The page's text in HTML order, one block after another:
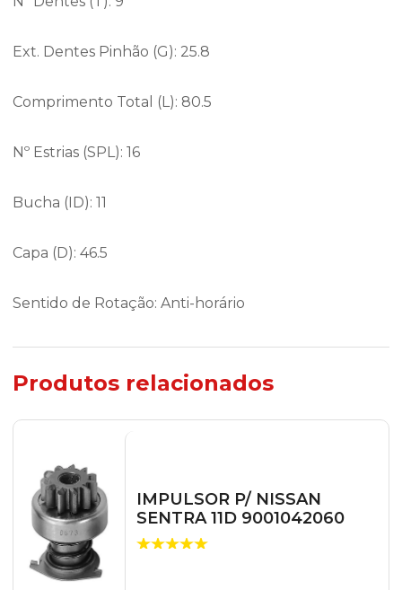
Ext. Dentes Pinhão (G): 25.8
Comprimento Total (L): 80.5
Nº Estrias (SPL): 16
Bucha (ID): 11
Capa (D): 46.5
Sentido de Rotação: Anti-horário
Produtos relacionados
IMPULSOR P/ NISSAN
SENTRA 11D 9001042060